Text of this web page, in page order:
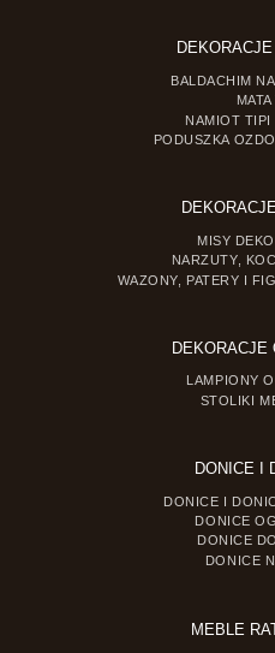
BALDACHIM
MATA
NAMIOT TIPI
PODUSZKA
MISY
NARZUTY,
WAZONY, PATERY I
DEKORACJE
LAMPIONY
STOLIKI
DONICE I
DONICE I
DONICE
DONICE
DONICE
MEBLE